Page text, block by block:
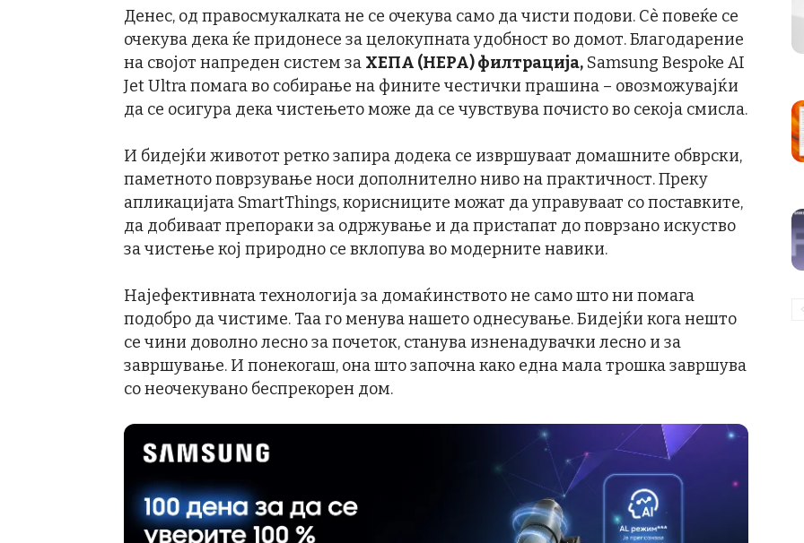
Денес, од правосмукалката не се очекува само да чисти подови. Сè повеќе се
очекува дека ќе придонесе за целокупната удобност во домот. Благодарение
на својот напреден систем за ХEПA (HEPA) филтрација, Samsung Bespoke AI
Jet Ultra помага во собирање на фините честички прашина – овозможувајќи
да се осигура дека чистењето може да се чувствува почисто во секоја смисла.
И бидејќи животот ретко запира додека се извршуваат домашните обврски,
паметното поврзување носи дополнително ниво на практичност. Преку
апликацијата SmartThings, корисниците можат да управуваат со поставките,
да добиваат препораки за одржување и да пристапат до поврзано искуство
за чистење кој природно се вклопува во модерните навики.
Најефективната технологија за домаќинството не само што ни помага
подобро да чистиме. Таа го менува нашето однесување. Бидејќи кога нешто
се чини доволно лесно за почеток, станува изненадувачки лесно и за
завршување. И понекогаш, она што започна како една мала трошка завршува
со неочекувано беспрекорен дом.